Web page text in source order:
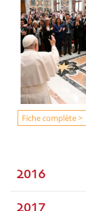
Fiche complète >
2016
2017